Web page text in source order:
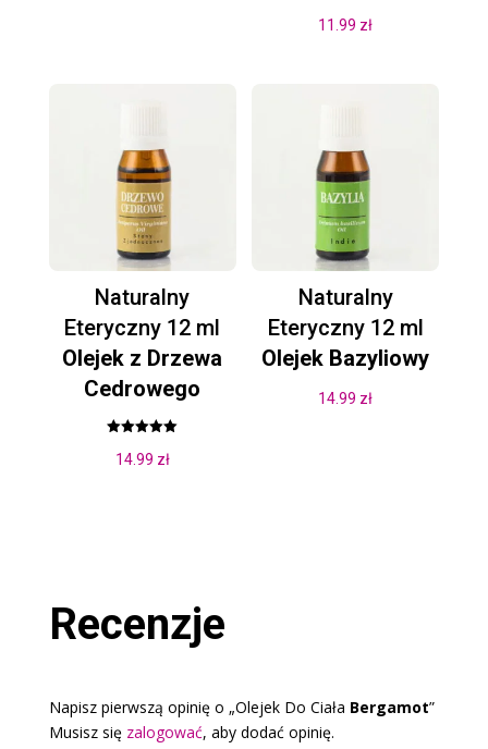
11.99 zł
Naturalny
Eteryczny 12 ml
Olejek z Drzewa
Cedrowego
5.00
14.99 zł
Naturalny
Eteryczny 12 ml
Olejek Bazyliowy
14.99 zł
Recenzje
Napisz pierwszą opinię o „Olejek Do Ciała Bergamot”
Musisz się zalogować, aby dodać opinię.